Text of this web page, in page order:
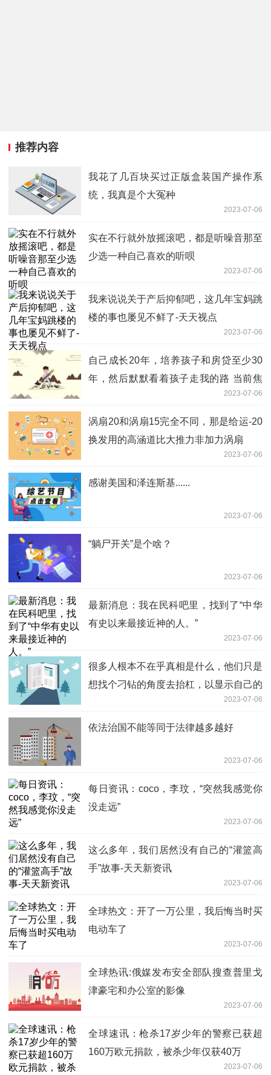
推荐内容
我花了几百块买过正版盒装国产操作系
统，我真是个大冤种
2023-07-06
实在不行就外放摇滚吧，都是听噪音那至
少选一种自己喜欢的听呗
2023-07-06
我来说说关于产后抑郁吧，这几年宝妈跳
楼的事也屡见不鲜了-天天视点
2023-07-06
自己成长20年，培养孩子和房贷至少30
年，然后默默看着孩子走我的路 当前焦
2023-07-06
涡扇20和涡扇15完全不同，那是给运-20
换发用的高涵道比大推力非加力涡扇
2023-07-06
感谢美国和泽连斯基......
2023-07-06
“躺尸开关”是个啥？
2023-07-06
最新消息：我在民科吧里，找到了“中华
有史以来最接近神的人。”
2023-07-06
很多人根本不在乎真相是什么，他们只是
想找个刁钻的角度去抬杠，以显示自己的
2023-07-06
依法治国不能等同于法律越多越好
2023-07-06
每日资讯：coco，李玟，“突然我感觉你
没走远”
2023-07-06
这么多年，我们居然没有自己的“灌篮高
手”故事-天天新资讯
2023-07-06
全球热文：开了一万公里，我后悔当时买
电动车了
2023-07-06
全球热讯:俄媒发布安全部队搜查普里戈
津豪宅和办公室的影像
2023-07-06
全球速讯：枪杀17岁少年的警察已获超
160万欧元捐款，被杀少年仅获40万
2023-07-06